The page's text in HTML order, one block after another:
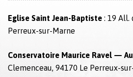
Eglise Saint Jean-Bap­tiste : 19 All.
Per­reux-sur-Marne
Con­ser­va­toire Mau­rice Rav­el —
Clemenceau, 94170 Le Per­reux-